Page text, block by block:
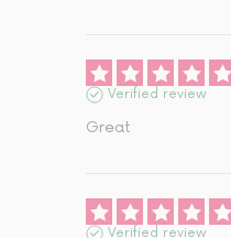
Verified review
Great
Verified review